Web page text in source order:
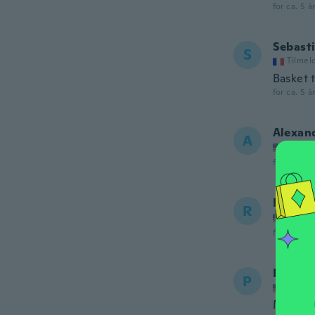
for ca. 5
S
Basket
for ca. 5
A
for ca. 5 år
R
for ca. 5 år
P Patricia
My